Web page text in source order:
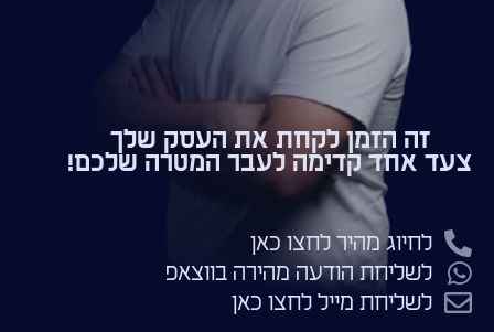
זה הזמן לקחת את העסק שלך
צעד אחד קדימה לעבר המטרה שלכם!
לחיוג מהיר לחצו כאן
לשליחת הודעה מהירה בווצאפ
לשליחת מייל לחצו כאן